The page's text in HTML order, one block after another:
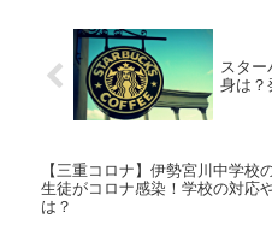
スター
身は？
【三重コロナ】伊勢宮川中学校
生徒がコロナ感染！学校の対応
は？